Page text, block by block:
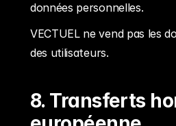
données personnelles.
VECTUEL ne vend pas les
des utilisateurs.
8. Transferts